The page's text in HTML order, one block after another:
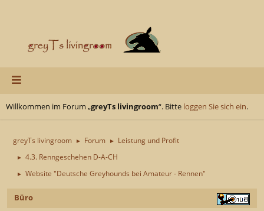
Willkommen im Forum „greyTs livingroom“. Bitte loggen Sie sich ein.
greyTs livingroom ► Forum ► Leistung und Profit
► 4.3. Renngeschehen D-A-CH
► Website "Deutsche Greyhounds bei Amateur - Rennen"
Büro